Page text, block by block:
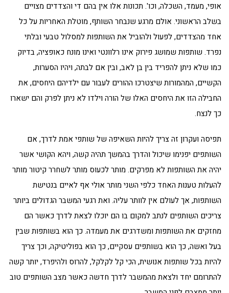
אופי, מעמד, השכלה, וכו'. תכונות אלו אין בהם די והצדדים מצויים
בשלב הראשוני. אולם מרגע שנבחר השותף, מוטלת האחריות על כל
אחד מהצדדים, לפעול ולהוביל את השותפות למסלול טבעי ובלתי
נפרד. שותפות שמושג פירוק אינו רלוונטי ואינו מונח כאופציה, בדיוק
כמו שלא ניתן להפריד בין בן לאב, ובין אם לבתה, ויהיו הסערות,
הקשיים, המהמורות שיצטרכו ההורים לעבור עם ילדיהם היחסים, את
החבילה הזו את היחסים האלו של הורה וילדו לא ניתן לפרק והם ישארו
כך לנצח.
תפיסה ועקרון זה צריך להיות השאיפה של שותפי אמת לדרך, אם
השותפים יפנימו שיכול והדרך בהמשך תהיה קשה, ויהא הקושי אשר
יהיה את השותפות לא מפרקים. מותר לכעוס מותר לשחרר קיטור מותר
להעלות טענות האחד כלפי השני מותר אולי אף לאיים בנטישת
השותפות, אך לעולם אין לוותר עליה. ואת רגעי המשבר הגדולים ביותר
צריכים השותפים לנתב למקום בו הם יוכלו לצאת לדרך כאשר הם
מחזקים את השותפות ומשדרגים את מעמדה. כך הוא בשותפות שבין
בעל ואשה, כך הוא בשותפים עסקיים, כך הוא בפוליטיקה, וכך צריך
להיות בכל שותפות אנושית, הכי קל לקלקל, להרוס ולהיפרד, יותר קשה
להתרומם יחד ולצאת מהמשבר לדרך חדשה כאשר מצב השותפים טוב